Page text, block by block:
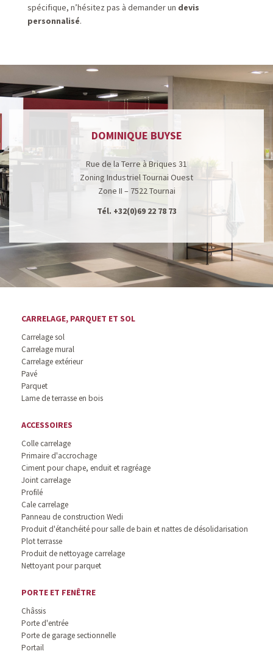
spécifique, n’hésitez pas à demander un devis
personnalisé.
DOMINIQUE BUYSE
Rue de la Terre à Briques 31
Zoning Industriel Tournai Ouest
Zone II – 7522 Tournai
Tél. +32(0)69 22 78 73
CARRELAGE, PARQUET ET SOL
Carrelage sol
Carrelage mural
Carrelage extérieur
Pavé
Parquet
Lame de terrasse en bois
ACCESSOIRES
Colle carrelage
Primaire d'accrochage
Ciment pour chape, enduit et ragréage
Joint carrelage
Profilé
Cale carrelage
Panneau de construction Wedi
Produit d'étanchéité pour salle de bain et nattes de désolidarisation
Plot terrasse
Produit de nettoyage carrelage
Nettoyant pour parquet
PORTE ET FENÊTRE
Châssis
Porte d'entrée
Porte de garage sectionnelle
Portail